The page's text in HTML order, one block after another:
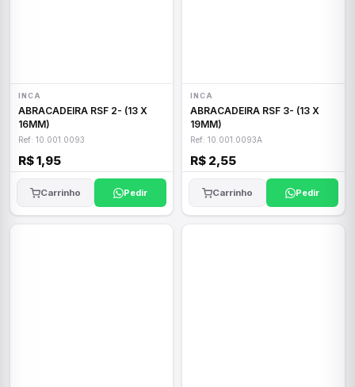
INCA
ABRACADEIRA RSF 2- (13 X
16MM)
Ref: 10.001.0093
R$ 1,95
Carrinho Pedir
INCA
ABRACADEIRA RSF 3- (13 X
19MM)
Ref: 10.001.0093A
R$ 2,55
Carrinho Pedir